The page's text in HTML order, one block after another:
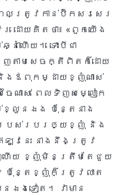
លត្រូវកាន់ប៊ិកសរសេរ
ដោយគិតថា៖ «ពួកយើង
ាំហើយ។ ទោះបីជា
តាមសេចក្តីពិតក៏ដោយ
និងឪពុកម្ដាយខ្ញុំណាស់
ចៃណាស់ ពេលទិញសម្លៀក
លួនឯង ប៉ុន្តែនាង
របស់របរឲ្យខ្ញុំ និង
វនេះ នាងនឹងត្រូវ
ញហើយ ខ្ញុំមិនត្រឹមតែជួយ
េ ប៉ុន្តែខ្ញុំក៏ត្រូវលាត
ឯងទៀត។ វាមាន